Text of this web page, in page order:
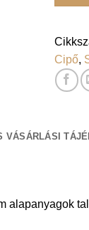
108/
platina
brokát
Cipő,
VÁSÁRLÁSI
alapanyagok